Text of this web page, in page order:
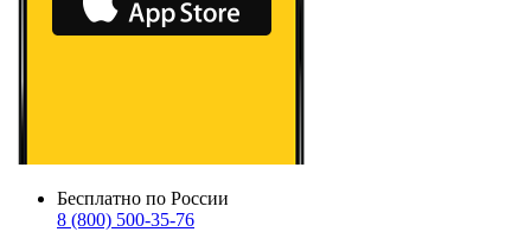
Бесплатно по России
8 (800) 500-35-76